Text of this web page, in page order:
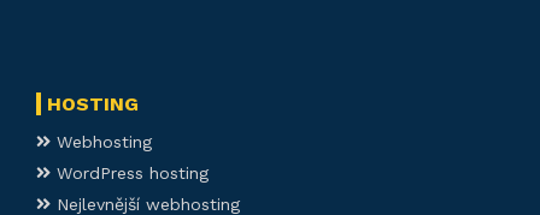
HOSTING
Webhosting
WordPress hosting
Nejlevnější webhosting